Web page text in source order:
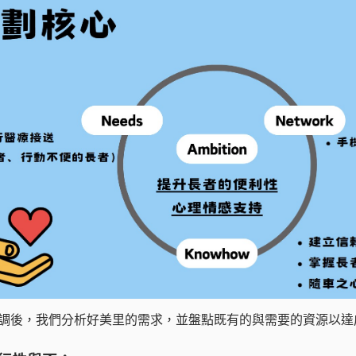
後，我們分析好美里的需求，並盤點既有的與需要的資源以